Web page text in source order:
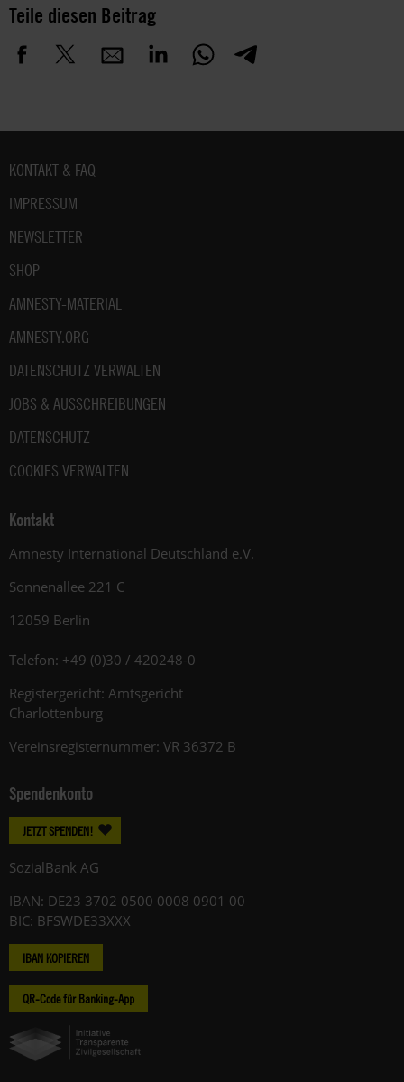
Teile diesen Beitrag
Fußbereich
KONTAKT & FAQ
IMPRESSUM
NEWSLETTER
SHOP
AMNESTY-MATERIAL
AMNESTY.ORG
DATENSCHUTZ VERWALTEN
JOBS & AUSSCHREIBUNGEN
DATENSCHUTZ
COOKIES VERWALTEN
Kontakt
Amnesty International Deutschland e.V.
Sonnenallee 221 C
12059 Berlin
Telefon: +49 (0)30 / 420248-0
Registergericht: Amtsgericht
Charlottenburg
Vereinsregisternummer: VR 36372 B
Spendenkonto
JETZT SPENDEN!
SozialBank AG
IBAN: DE23 3702 0500 0008 0901 00
BIC: BFSWDE33XXX
IBAN KOPIEREN
QR-Code für Banking-App